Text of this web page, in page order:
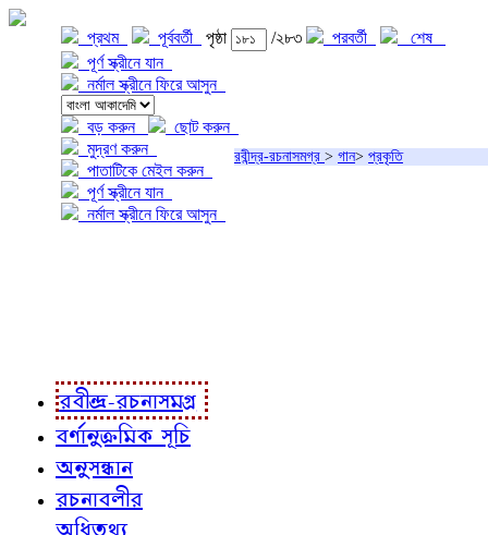
প্রথম পূর্ববর্তী পৃষ্ঠা /২৮৩ পরবর্তী
শেষ
পূর্ণ স্ক্রীনে যান
নর্মাল স্ক্রীনে ফিরে আসুন
বড় করুন
ছোট করুন
মুদ্রণ করুন
পাতাটিকে মেইল করুন
পূর্ণ স্ক্রীনে যান
নর্মাল স্ক্রীনে ফিরে আসুন
রবীন্দ্র-রচনাসমগ্র > গান> প্রকৃতি
রবীন্দ্র-রচনাসমগ্র
বর্ণানুক্রমিক সূচি
অনুসন্ধান
রচনাবলীর
অধিতথ্য